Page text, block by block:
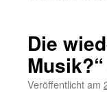
Die
Veröffentlicht am